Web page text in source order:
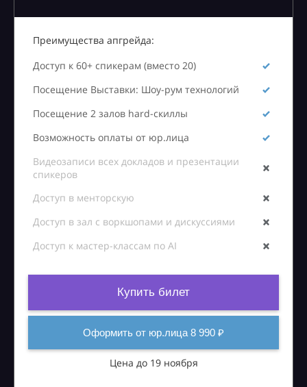
Преимущества апгрейда:
Доступ к 60+ спикерам (вместо 20)
Посещение Выставки: Шоу-рум технологий
Посещение 2 залов hard-скиллы
Возможность оплаты от юр.лица
Видеозаписи всех докладов и презентации
спикеров
Доступ в менторскую
Доступ в зал с воркшопами и дискуссиями
Доступ к мастер-классам по AI
Купить билет
Оформить от юр.лица 8 990 ₽
Цена до 19 ноября